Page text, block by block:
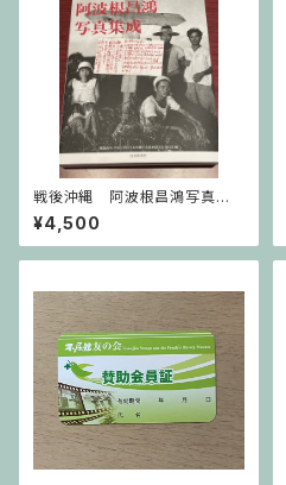
戦後沖縄 阿波根昌鴻写真集
成
¥4,500